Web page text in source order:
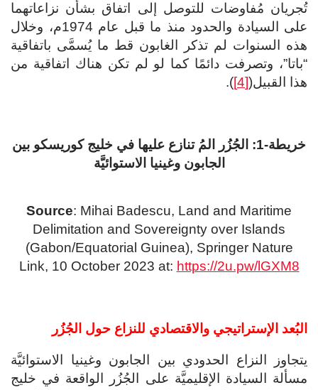
تُجريان مُفاوضات للتوصل إلى اتفاق بشأن نزاعاتهما
على السيادة والحدود منذ ما قبل عام 1974م، وخلال
هذه السنوات لم تذكر الغابون قط ما يُسمَّى باتفاقية
“باتا”، وتصرفت دائمًا كما لو لم تكن هناك اتفاقية من
هذا القبيل([4]
).
خريطة-1: الجُزُر المُ تنازع عليها في خليج كوريسكو بين
الجابون وغينيا الاستوائيَّة
Source: Mihai Badescu, Land and Maritime
Delimitation and Sovereignty over Islands
(Gabon/Equatorial Guinea), Springer Nature
Link, 10 October 2023 at: https://2u.pw/lGXM8
البُعد الإستراتيجي والاقتصادي للنزاع حول الجُزُر
يتجاوز النزاع الحدودي بين الجابون وغينيا الاستوائيَّة
مسألة السيادة الإقليميَّة على الجُزُر الواقعة في خليج